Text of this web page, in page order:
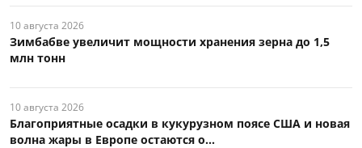
10 августа 2026
Зимбабве увеличит мощности хранения зерна до 1,5
млн тонн
10 августа 2026
Благоприятные осадки в кукурузном поясе США и новая
волна жары в Европе остаются о...